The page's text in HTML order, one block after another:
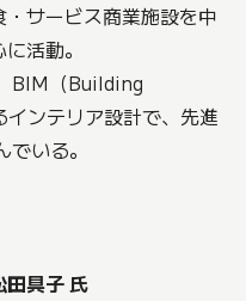
・サービス商業施設を中
活動。
BIM（Building
ンテリア設計で、先進
いる。
田具子 氏